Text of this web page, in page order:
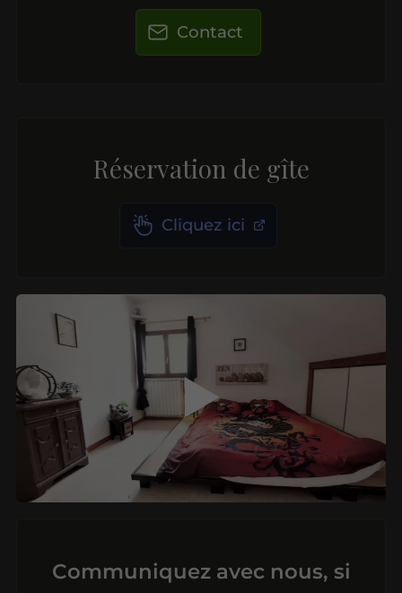
Contact
Réservation de gîte
Cliquez ici
▶
Communiquez avec nous, si